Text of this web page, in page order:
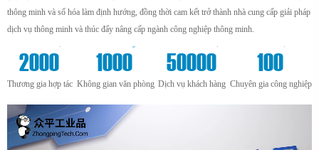
thông minh và số hóa làm định hướng, đồng thời cam kết trở thành nhà cung cấp giải pháp
dịch vụ thông minh và thúc đẩy nâng cấp ngành công nghiệp thông minh.
2000
+
Thương gia hợp tác
1000
m²
Không gian văn phòng
50000
+
Dịch vụ khách hàng
100
+
Chuyên gia công nghiệp